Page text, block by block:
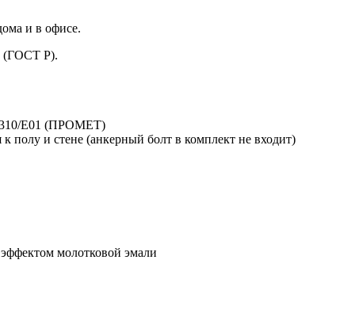
и в офисе.
(ГОСТ Р).
310/E01 (ПРОМЕТ)
полу и стене (анкерный болт в комплект не входит)
молотковой эмали